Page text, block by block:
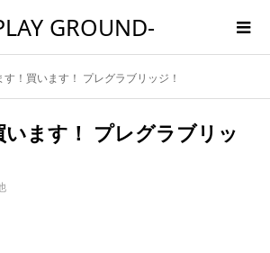
GROUND-
す！買います！ プレグラブリッジ！
ます！ プレグラブリッ